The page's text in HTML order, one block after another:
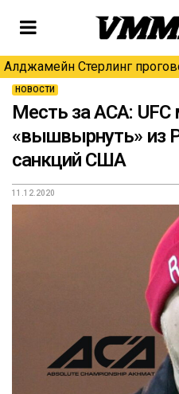
Алджамейн Стерлинг
НОВОСТИ
Месть за ACA: UFC
«вышвырнуть» из
санкций США
11.12.2020